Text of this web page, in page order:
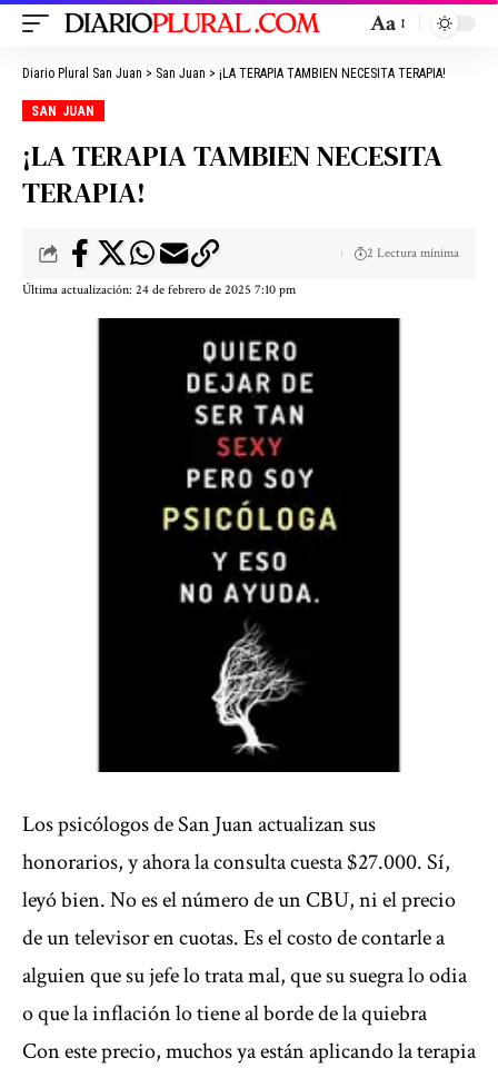
Aa
Diario Plural San Juan > San Juan > ¡LA TERAPIA TAMBIEN NECESITA TERAPIA!
SAN JUAN
¡LA TERAPIA TAMBIEN NECESITA
TERAPIA!
Última actualización: 24 de febrero de 2025 7:10 pm
2 Lectura mínima
Los psicólogos de San Juan actualizan sus
honorarios, y ahora la consulta cuesta $27.000. Sí,
leyó bien. No es el número de un CBU, ni el precio
de un televisor en cuotas. Es el costo de contarle a
alguien que su jefe lo trata mal, que su suegra lo odia
o que la inflación lo tiene al borde de la quiebra
Con este precio, muchos ya están aplicando la terapia